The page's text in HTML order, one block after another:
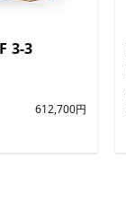
3-3
612,700円